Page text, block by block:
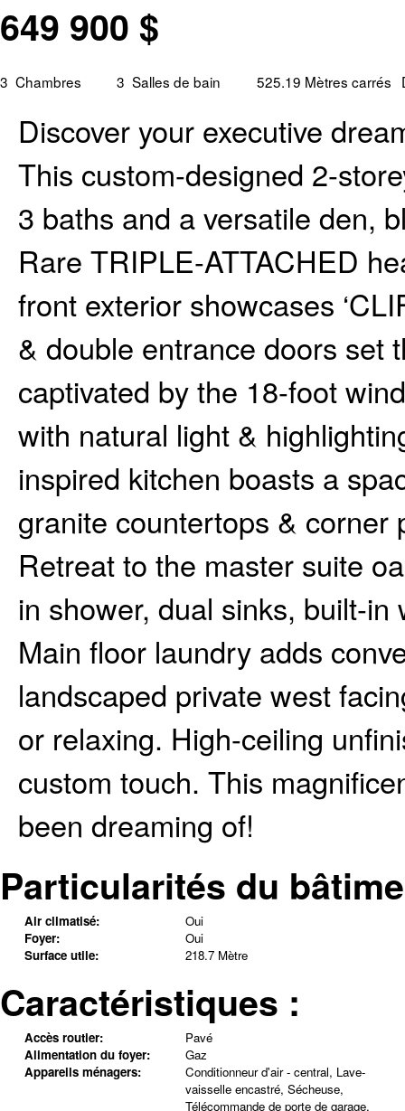
649 900 $
3 Chambres 3 Salles de bain 525.19 Mètres carrés
Discover your executive
This custom-designed 2-
3 baths and a versatile den,
Rare TRIPLE-ATTACHED
front exterior showcases
& double entrance doors set
captivated by the 18-foot
with natural light &
inspired kitchen boasts a
granite countertops &
Retreat to the master suite
in shower, dual sinks, built-
Main floor laundry adds
landscaped private west
or relaxing. High-ceiling
custom touch. This
been dreaming of!
Particularités du
Air climatisé:
Oui
Foyer:
Oui
Surface utile:
218.7 Mètre
Caractéristiques :
Accès routier:
Pavé
Alimentation du foyer:
Gaz
Appareils ménagers:
Conditionneur d'air - central, Lave-
vaisselle encastré, Sécheuse,
Télécommande de porte de garage,